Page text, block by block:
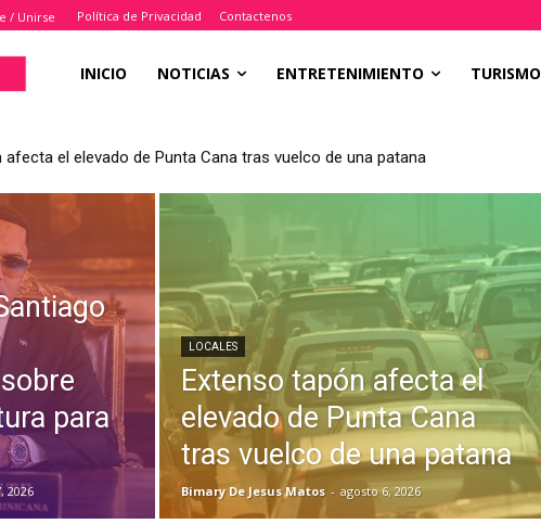
/ Unirse Política de Privacidad Contactenos
INICIO NOTICIAS ENTRETENIMIENTO TURISMO
afecta el elevado de Punta Cana tras vuelco de una patana
para
2026
LOCALES
Extenso tapón afecta el
elevado de Punta Cana
tras vuelco de una patana
Bimary De Jesus Matos - agosto 6, 2026